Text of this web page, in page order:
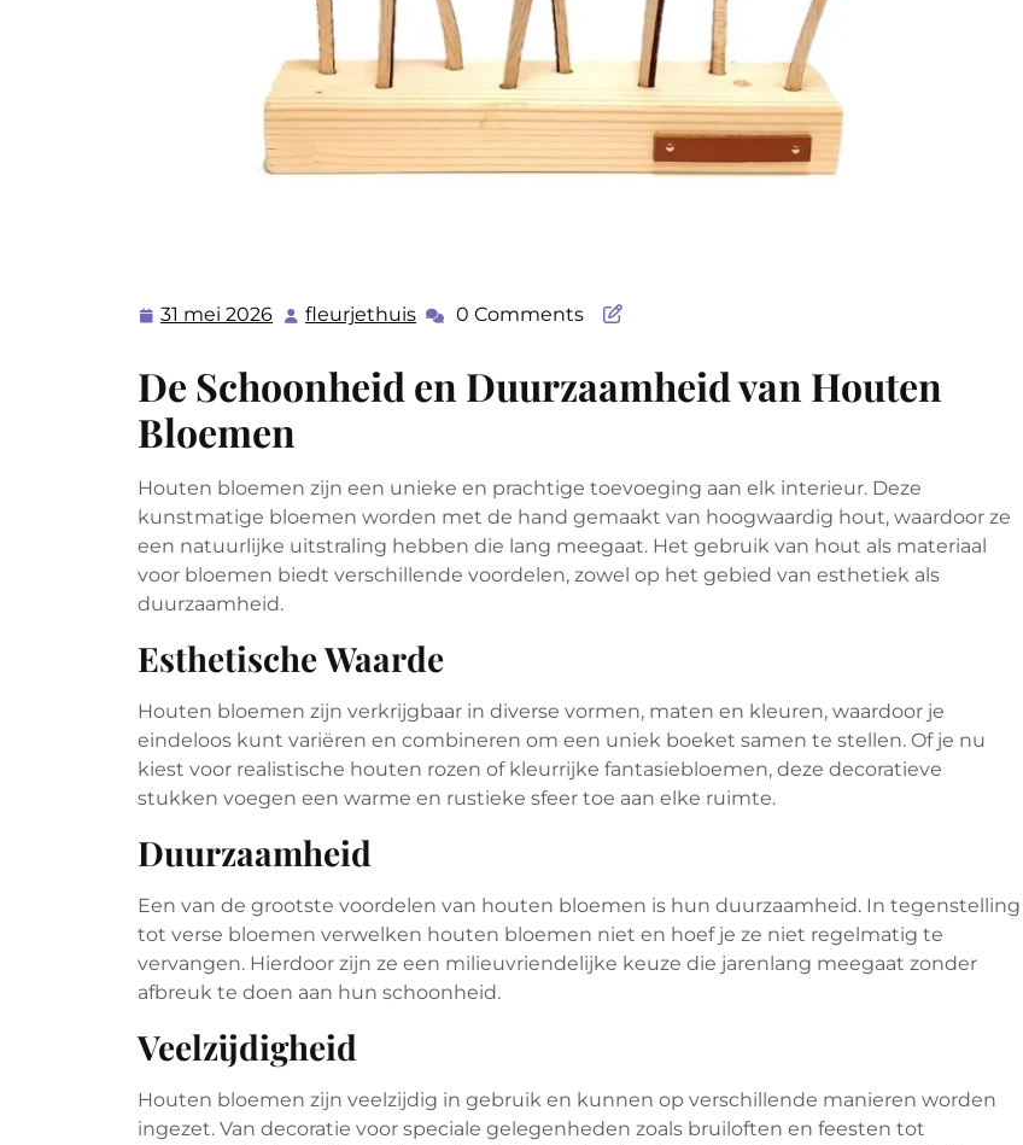
31 mei 2026 31 fleurjethuis fleurjethuis
0 Comments
De Schoonheid en Duurzaamheid van Houten
Bloemen
Houten bloemen zijn een unieke en prachtige toevoeging aan elk interieur. Deze
kunstmatige bloemen worden met de hand gemaakt van hoogwaardig hout, waardoor ze
een natuurlijke uitstraling hebben die lang meegaat. Het gebruik van hout als materiaal
voor bloemen biedt verschillende voordelen, zowel op het gebied van esthetiek als
duurzaamheid.
Esthetische Waarde
Houten bloemen zijn verkrijgbaar in diverse vormen, maten en kleuren, waardoor je
eindeloos kunt variëren en combineren om een uniek boeket samen te stellen. Of je nu
kiest voor realistische houten rozen of kleurrijke fantasiebloemen, deze decoratieve
stukken voegen een warme en rustieke sfeer toe aan elke ruimte.
Duurzaamheid
Een van de grootste voordelen van houten bloemen is hun duurzaamheid. In tegenstelling
tot verse bloemen verwelken houten bloemen niet en hoef je ze niet regelmatig te
vervangen. Hierdoor zijn ze een milieuvriendelijke keuze die jarenlang meegaat zonder
afbreuk te doen aan hun schoonheid.
Veelzijdigheid
Houten bloemen zijn veelzijdig in gebruik en kunnen op verschillende manieren worden
ingezet. Van decoratie voor speciale gelegenheden zoals bruiloften en feesten tot